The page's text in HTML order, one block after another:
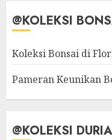
@KOLEKSI
Koleksi Bonsai di
Pameran Keunikan
@KOLEKSI